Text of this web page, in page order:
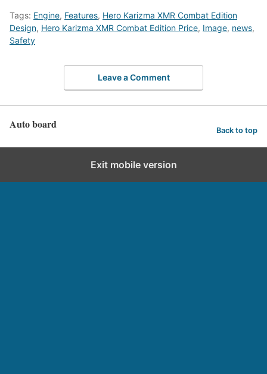
Tags: Engine, Features, Hero Karizma XMR Combat Edition
Design, Hero Karizma XMR Combat Edition Price, Image, news,
Safety
Leave a Comment
Auto board Back to top
Exit mobile version